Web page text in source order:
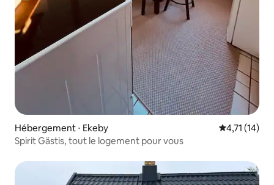
Hébergement ⋅ Ekeby Évaluation
4,71 (14)
Spirit Gästis, tout le logement pour vous